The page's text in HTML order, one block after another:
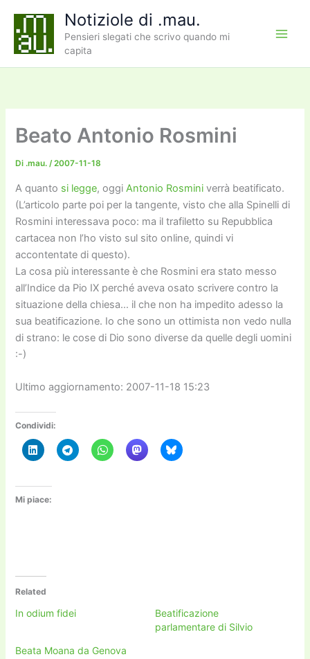
contenuto
Notiziole di .mau.
Pensieri slegati che scrivo quando mi
capita
Beato Antonio Rosmini
Di .mau./2007-11-18
A quanto si legge, oggiAntonio Rosmini verrà beatificato.
(L’articolo parte poi per la tangente, visto che alla Spinelli di
Rosmini interessava poco: ma il trafiletto su Repubblica
cartacea non l’ho visto sul sito online, quindi vi
accontentate di questo).
La cosa più interessante è che Rosmini era stato messo
all’Indice da Pio IX perché aveva osato scrivere contro la
situazione della chiesa… il che non ha impedito adesso la
sua beatificazione. Io che sono un ottimista non vedo nulla
di strano: le cose di Dio sono diverse da quelle degli uomini
:-)
Ultimo aggiornamento: 2007-11-18 15:23
Condividi:
Mi piace:
Related
In odium fidei
Beatificazione
parlamentare di Silvio
Beata Moana da Genova